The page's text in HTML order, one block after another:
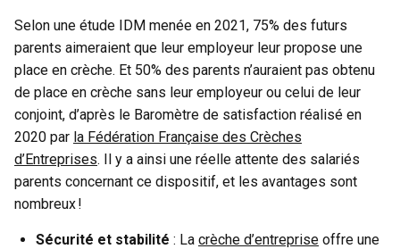
Selon une étude IDM menée en 2021, 75% des futurs
parents aimeraient que leur employeur leur propose une
place en crèche. Et 50% des parents n’auraient pas obtenu
de place en crèche sans leur employeur ou celui de leur
conjoint, d’après le Baromètre de satisfaction réalisé en
2020 par la Fédération Française des Crèches
d’Entreprises. Il y a ainsi une réelle attente des salariés
parents concernant ce dispositif, et les avantages sont
nombreux !
Sécurité et stabilité : La crèche d’entreprise offre une